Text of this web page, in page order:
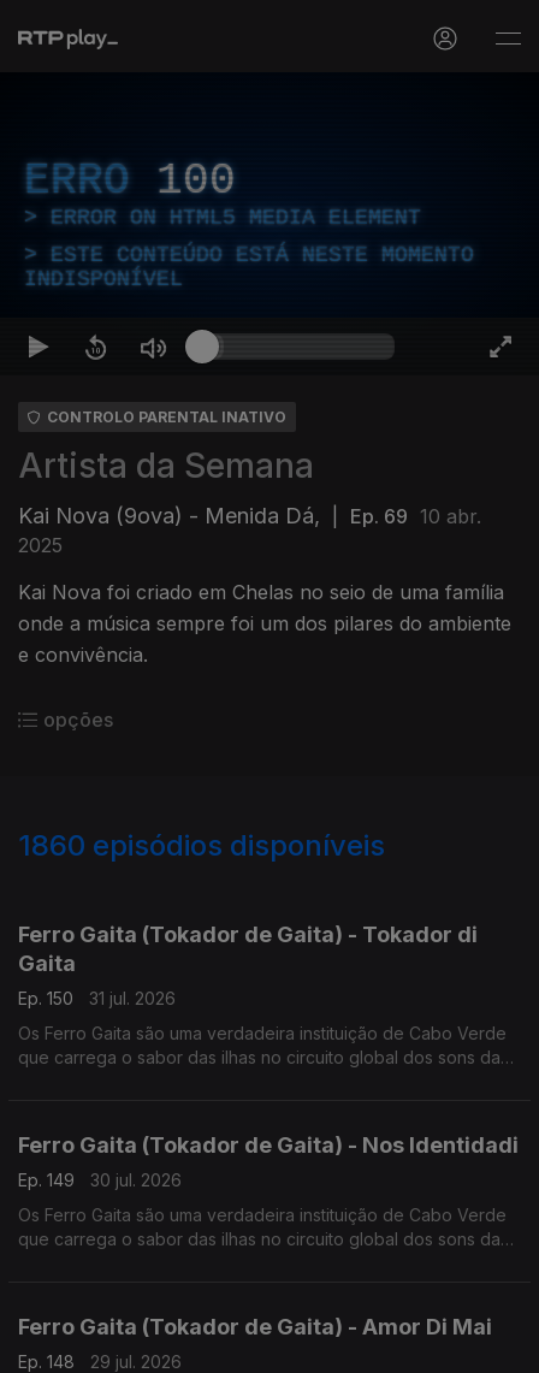
ERRO 100
ERROR ON HTML5 MEDIA ELEMENT
ESTE CONTEÚDO ESTÁ NESTE MOMENTO
INDISPONÍVEL
CONTROLO PARENTAL INATIVO
Artista da Semana
Kai Nova (9ova) - Menida Dá, Ep. 69 10 abr.
2025
Kai Nova foi criado em Chelas no seio de uma família
onde a música sempre foi um dos pilares do ambiente
e convivência.
opções
1860 episódios disponíveis
Ferro Gaita (Tokador de Gaita) - Tokador di
Gaita
Ep. 150
31 jul. 2026
Os Ferro Gaita são uma verdadeira instituição de Cabo Verde
que carrega o sabor das ilhas no circuito global dos sons da
Ferro Gaita (Tokador de Gaita) - Nos Identidadi
Ep. 149
30 jul. 2026
Os Ferro Gaita são uma verdadeira instituição de Cabo Verde
que carrega o sabor das ilhas no circuito global dos sons da
Ferro Gaita (Tokador de Gaita) - Amor Di Mai
Ep. 148
29 jul. 2026